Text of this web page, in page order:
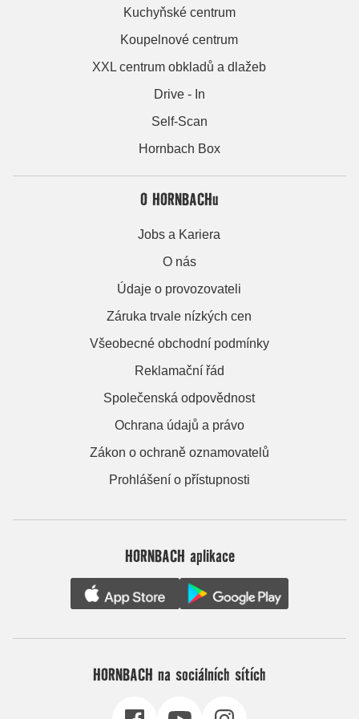
Kuchyňské centrum
Koupelnové centrum
XXL centrum obkladů a dlažeb
Drive - In
Self-Scan
Hornbach Box
O HORNBACHu
Jobs a Kariera
O nás
Údaje o provozovateli
Záruka trvale nízkých cen
Všeobecné obchodní podmínky
Reklamační řád
Společenská odpovědnost
Ochrana údajů a právo
Zákon o ochraně oznamovatelů
Prohlášení o přístupnosti
HORNBACH aplikace
HORNBACH na sociálních sítích